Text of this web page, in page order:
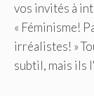
vos invités à
« Féminisme!
irréalistes! »
subtil, mais ils